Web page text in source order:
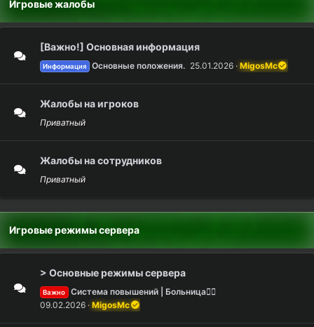
Игровые жалобы
[Важно!] Основная информация
Информация Основные положения. 25.01.2026 MigosMc
Жалобы на игроков
Приватный
Жалобы на сотрудников
Приватный
Игровые режимы сервера
> Основные режимы сервера
Важно
Система повышений | Больница👨‍⚕️
09.02.2026 MigosMc